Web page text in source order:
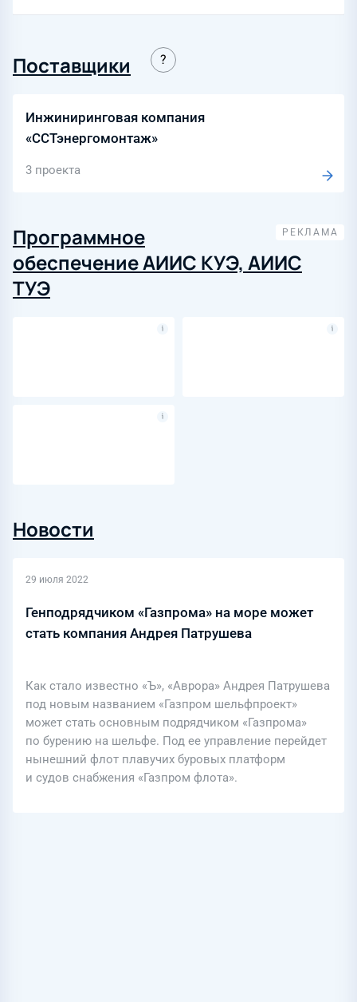
Поставщики
Инжиниринговая компания
«ССТэнергомонтаж»
3 проекта
Программное
обеспечение АИИС КУЭ, АИИС
ТУЭ
Новости
29 июля 2022
Генподрядчиком «Газпрома» на море может
стать компания Андрея Патрушева
Как стало известно «Ъ», «Аврора» Андрея Патрушева
под новым названием «Газпром шельфпроект»
может стать основным подрядчиком «Газпрома»
по бурению на шельфе. Под ее управление перейдет
нынешний флот плавучих буровых платформ
и судов снабжения «Газпром флота».